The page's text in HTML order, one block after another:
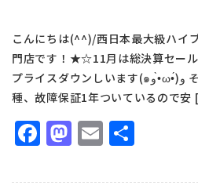
こんにちは(^^)/西日本最大級ハイ
門店です！★☆11月は総決算セー
プライスダウンしいます(๑و•̀ω•́)و それだけじゃない！ 全車
種、故障保証1年ついているので
Facebook
Mastodon
Email